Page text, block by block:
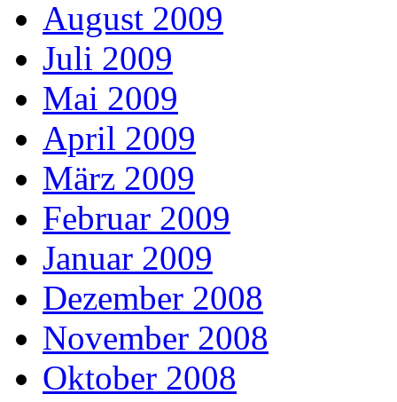
August 2009
Juli 2009
Mai 2009
April 2009
März 2009
Februar 2009
Januar 2009
Dezember 2008
November 2008
Oktober 2008